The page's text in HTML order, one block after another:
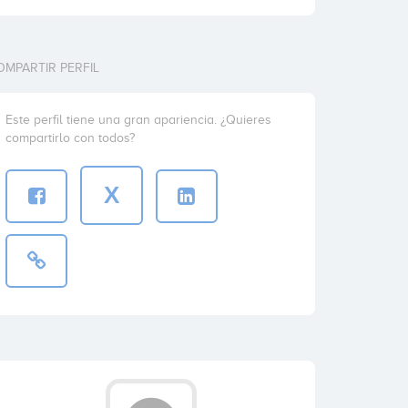
PERFIL
Este perfil tiene una gran apariencia. ¿Quieres
compartirlo con todos?
X